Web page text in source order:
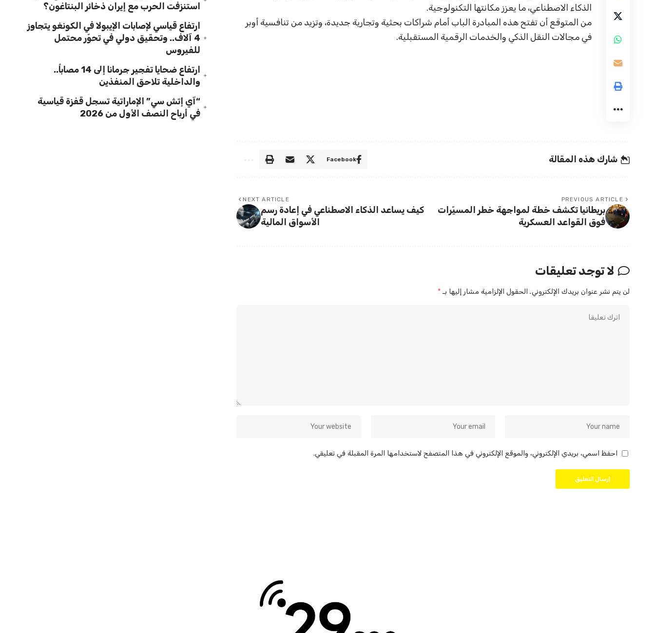
الذكاء الاصطناعي، ما يعزز مكانتها التكنولوجية.
من المتوقع أن تفتح هذه المبادرة الباب أمام شراكات بحثية وتجارية جديدة، وتزيد من تنافسية أوبر
في مجالات النقل الذكي والخدمات الرقمية المستقبلية.
شارك هذه المقالة Facebook
PREVIOUS ARTICLE
بريطانيا تكشف خطة لمواجهة خطر المسيّرات
فوق القواعد العسكرية
NEXT ARTICLE
كيف يساعد الذكاء الاصطناعي في إعادة رسم
الأسواق المالية
لا توجد تعليقات
لن يتم نشر عنوان بريدك الإلكتروني. الحقول الإلزامية مشار إليها بـ *
احفظ اسمي، بريدي الإلكتروني، والموقع الإلكتروني في هذا المتصفح لاستخدامها المرة المقبلة في تعليقي.
استنزفت الحرب مع إيران ذخائر البنتاغون؟
ارتفاع قياسي لإصابات الإيبولا في الكونغو يتجاوز
4 آلاف.. وتحقيق دولي في تحوّر محتمل
للفيروس
ارتفاع ضحايا تفجير جرمانا إلى 14 مصاباً..
والداخلية تلاحق المنفذين
“آي إتش سي” الإماراتية تسجل قفزة قياسية
في أرباح النصف الأول من 2026